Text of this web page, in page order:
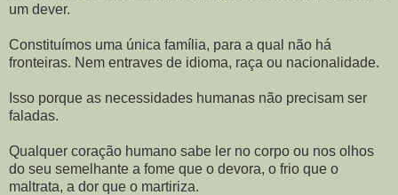
um dever.
Constituímos uma única família, para a qual não há
fronteiras. Nem entraves de idioma, raça ou nacionalidade.
Isso porque as necessidades humanas não precisam ser
faladas.
Qualquer coração humano sabe ler no corpo ou nos olhos
do seu semelhante a fome que o devora, o frio que o
maltrata, a dor que o martiriza.